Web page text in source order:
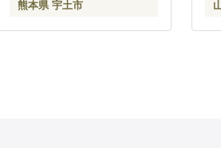
熊本県 宇土市